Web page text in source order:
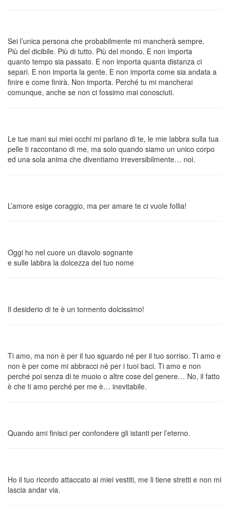
Sei l’unica persona che probabilmente mi mancherà sempre.
Più del dicibile. Più di tutto. Più del mondo. E non importa
quanto tempo sia passato. E non importa quanta distanza ci
separi. E non importa la gente. E non importa come sia andata a
finire e come finirà. Non importa. Perché tu mi mancherai
comunque, anche se non ci fossimo mai conosciuti.
Le tue mani sui miei occhi mi parlano di te, le mie labbra sulla tua
pelle ti raccontano di me, ma solo quando siamo un unico corpo
ed una sola anima che diventiamo irreversibilmente… noi.
L’amore esige coraggio, ma per amare te ci vuole follia!
Oggi ho nel cuore un diavolo sognante
e sulle labbra la dolcezza del tuo nome
Il desiderio di te è un tormento dolcissimo!
Ti amo, ma non è per il tuo sguardo né per il tuo sorriso. Ti amo e
non è per come mi abbracci né per i tuoi baci. Ti amo e non
perché poi senza di te muoio o altre cose del genere… No, il fatto
è che ti amo perché per me è… inevitabile.
Quando ami finisci per confondere gli istanti per l’eterno.
Ho il tuo ricordo attaccato ai miei vestiti, me li tiene stretti e non mi
lascia andar via.